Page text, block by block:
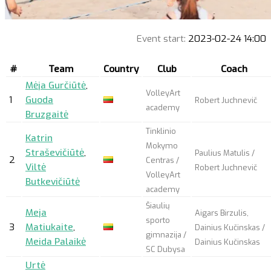
Event start: 2023-02-24 14:00
# Team Country Club Coach
1
Mėja Gurčiūtė,
Guoda
Bruzgaitė
VolleyArt
academy
Robert Juchnevič
2
Katrin
Straševičiūtė,
Viltė
Butkevičiūtė
Tinklinio
Mokymo
Centras /
VolleyArt
academy
Paulius Matulis /
Robert Juchnevič
3
Meja
Matiukaite,
Meida Palaikė
Šiaulių
sporto
gimnazija /
SC Dubysa
Aigars Birzulis,
Dainius Kučinskas /
Dainius Kučinskas
Urtė